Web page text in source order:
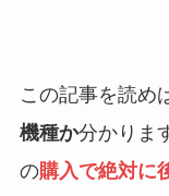
この記事を読め
機種か分かりま
の購入で絶対に